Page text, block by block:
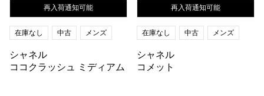
再入荷通知可能
在庫なし 中古 メンズ
シャネル
ココクラッシュ ミディアム
再入荷通知可能
在庫なし 中古 メンズ
シャネル
コメット